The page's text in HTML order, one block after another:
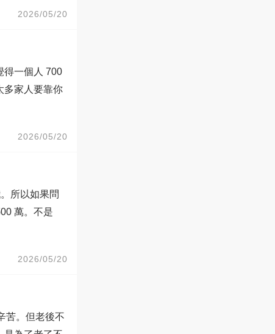
2026/05/20
得一個人 700
多家人要靠你
2026/05/20
所以如果問
萬。不是
2026/05/20
苦。但老後不